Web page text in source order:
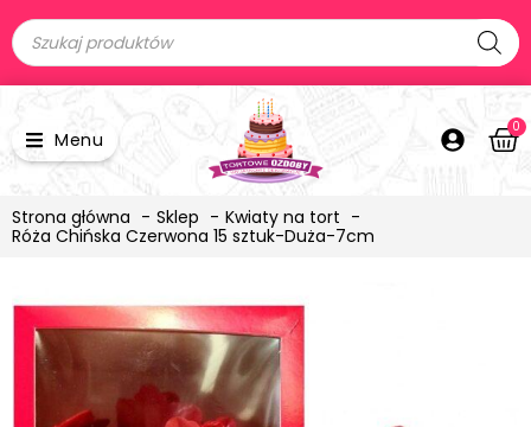
Menu
0
Strona główna Sklep
Kwiaty na tort
Róża Chińska Czerwona 15 sztuk-Duża-7cm